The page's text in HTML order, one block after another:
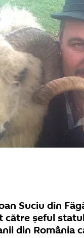
Suciu din
către șeful
din România